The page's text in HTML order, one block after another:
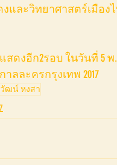
และวิทยาศาสตร์เมือง
แสดงอีก2รอบ ในวันที่ 5 พ.
ลละครกรุงเทพ 2017
ฒน์ หงสา